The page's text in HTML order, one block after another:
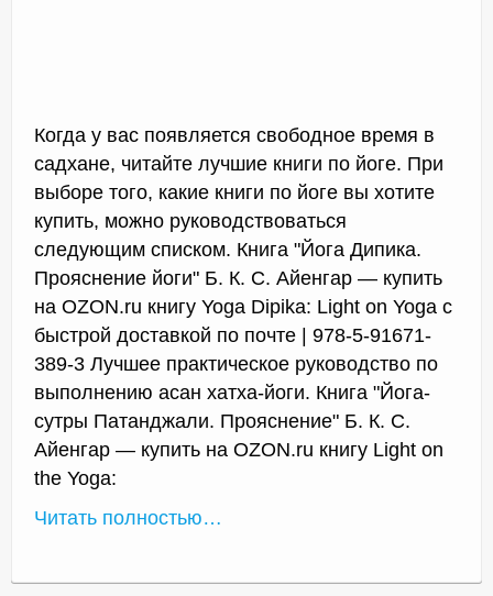
Когда у вас появляется свободное время в
садхане, читайте лучшие книги по йоге. При
выборе того, какие книги по йоге вы хотите
купить, можно руководствоваться
следующим списком. Книга "Йога Дипика.
Прояснение йоги" Б. К. С. Айенгар — купить
на OZON.ru книгу Yoga Dipika: Light on Yoga с
быстрой доставкой по почте | 978-5-91671-
389-3 Лучшее практическое руководство по
выполнению асан хатха-йоги. Книга "Йога-
сутры Патанджали. Прояснение" Б. К. С.
Айенгар — купить на OZON.ru книгу Light on
the Yoga:
Читать полностью…